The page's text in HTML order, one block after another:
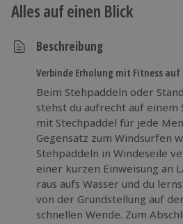
Alles auf einen Blick
Beschreibung
Verbinde Erholung mit Fitness auf
Beim Stehpaddeln oder
stehst du aufrecht auf
mit Stechpaddel für jede
Gegensatz zum Windsurfen
Stehpaddeln in Windeseile
einer kurzen Einweisung an
raus aufs Wasser und du
von der Grundstellung auf
schnellen Wende. Zum